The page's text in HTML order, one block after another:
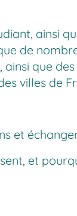
, ainsi
de
que
villes de
et
et